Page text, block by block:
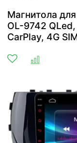
Магнитола
OL-9742
CarPlay, 4G